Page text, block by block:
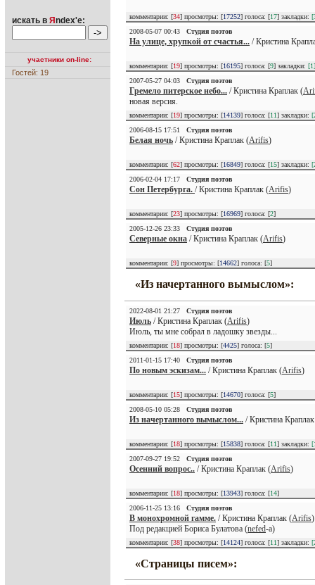
искать в Я ndex'е:
участники on-line:
Гостей: 19
комментарии: [34] просмотры: [17252] голоса: [17] закладки:
2008-05-07 00:43
Студия поэтов
На улице, хрупкой от счастья... / Кристина
комментарии: [19] просмотры: [16195] голоса: [9] закладки: [1]
2007-05-27 04:03
Студия поэтов
Гремело питерское небо... / Кристина Краплак (
новая версия.
комментарии: [19] просмотры: [14139] голоса: [11] закладки:
2006-08-15 17:51
Студия поэтов
Белая ночь / Кристина Краплак (Arifis)
комментарии: [62] просмотры: [16849] голоса: [15] закладки:
2006-02-04 17:17
Студия поэтов
Сон Петербурга. / Кристина Краплак (Arifis)
комментарии: [23] просмотры: [16969] голоса: [2]
2005-12-26 23:33
Студия поэтов
Северные окна / Кристина Краплак (Arifis)
комментарии: [9] просмотры: [14662] голоса: [5]
«Из начертанного вымыслом»:
2022-08-01 21:27 Студия поэтов
Июль / Кристина Краплак (Arifis)
Июль, ты мне собрал в ладошку звезды...
комментарии: [18] просмотры: [4425] голоса: [5]
2011-01-15 17:40
Студия поэтов
По новым эскизам... / Кристина Краплак (Arifis)
комментарии: [15] просмотры: [14670] голоса: [5]
2008-05-10 05:28
Студия поэтов
Из начертанного вымыслом... / Кристина
комментарии: [18] просмотры: [15838] голоса: [11] закладки:
2007-09-27 19:52
Студия поэтов
Осенний вопрос.. / Кристина Краплак (Arifis)
комментарии: [18] просмотры: [13943] голоса: [14]
2006-11-25 13:16
Студия поэтов
В монохромной гамме. / Кристина Краплак (Arifis)
Под редакцией Бориса Булатова (nefed-а)
комментарии: [38] просмотры: [14124] голоса: [11] закладки:
«Страницы писем»: